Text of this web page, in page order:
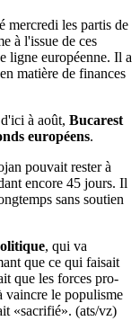
mercredi les partis de
à l'issue de ces
ligne européenne. Il a
matière de finances
à août, Bucarest
européens.
pouvait rester à
encore 45 jours. Il
sans soutien
, qui va
que ce qui faisait
que les forces pro-
vaincre le populisme
«sacrifié». (ats/vz)